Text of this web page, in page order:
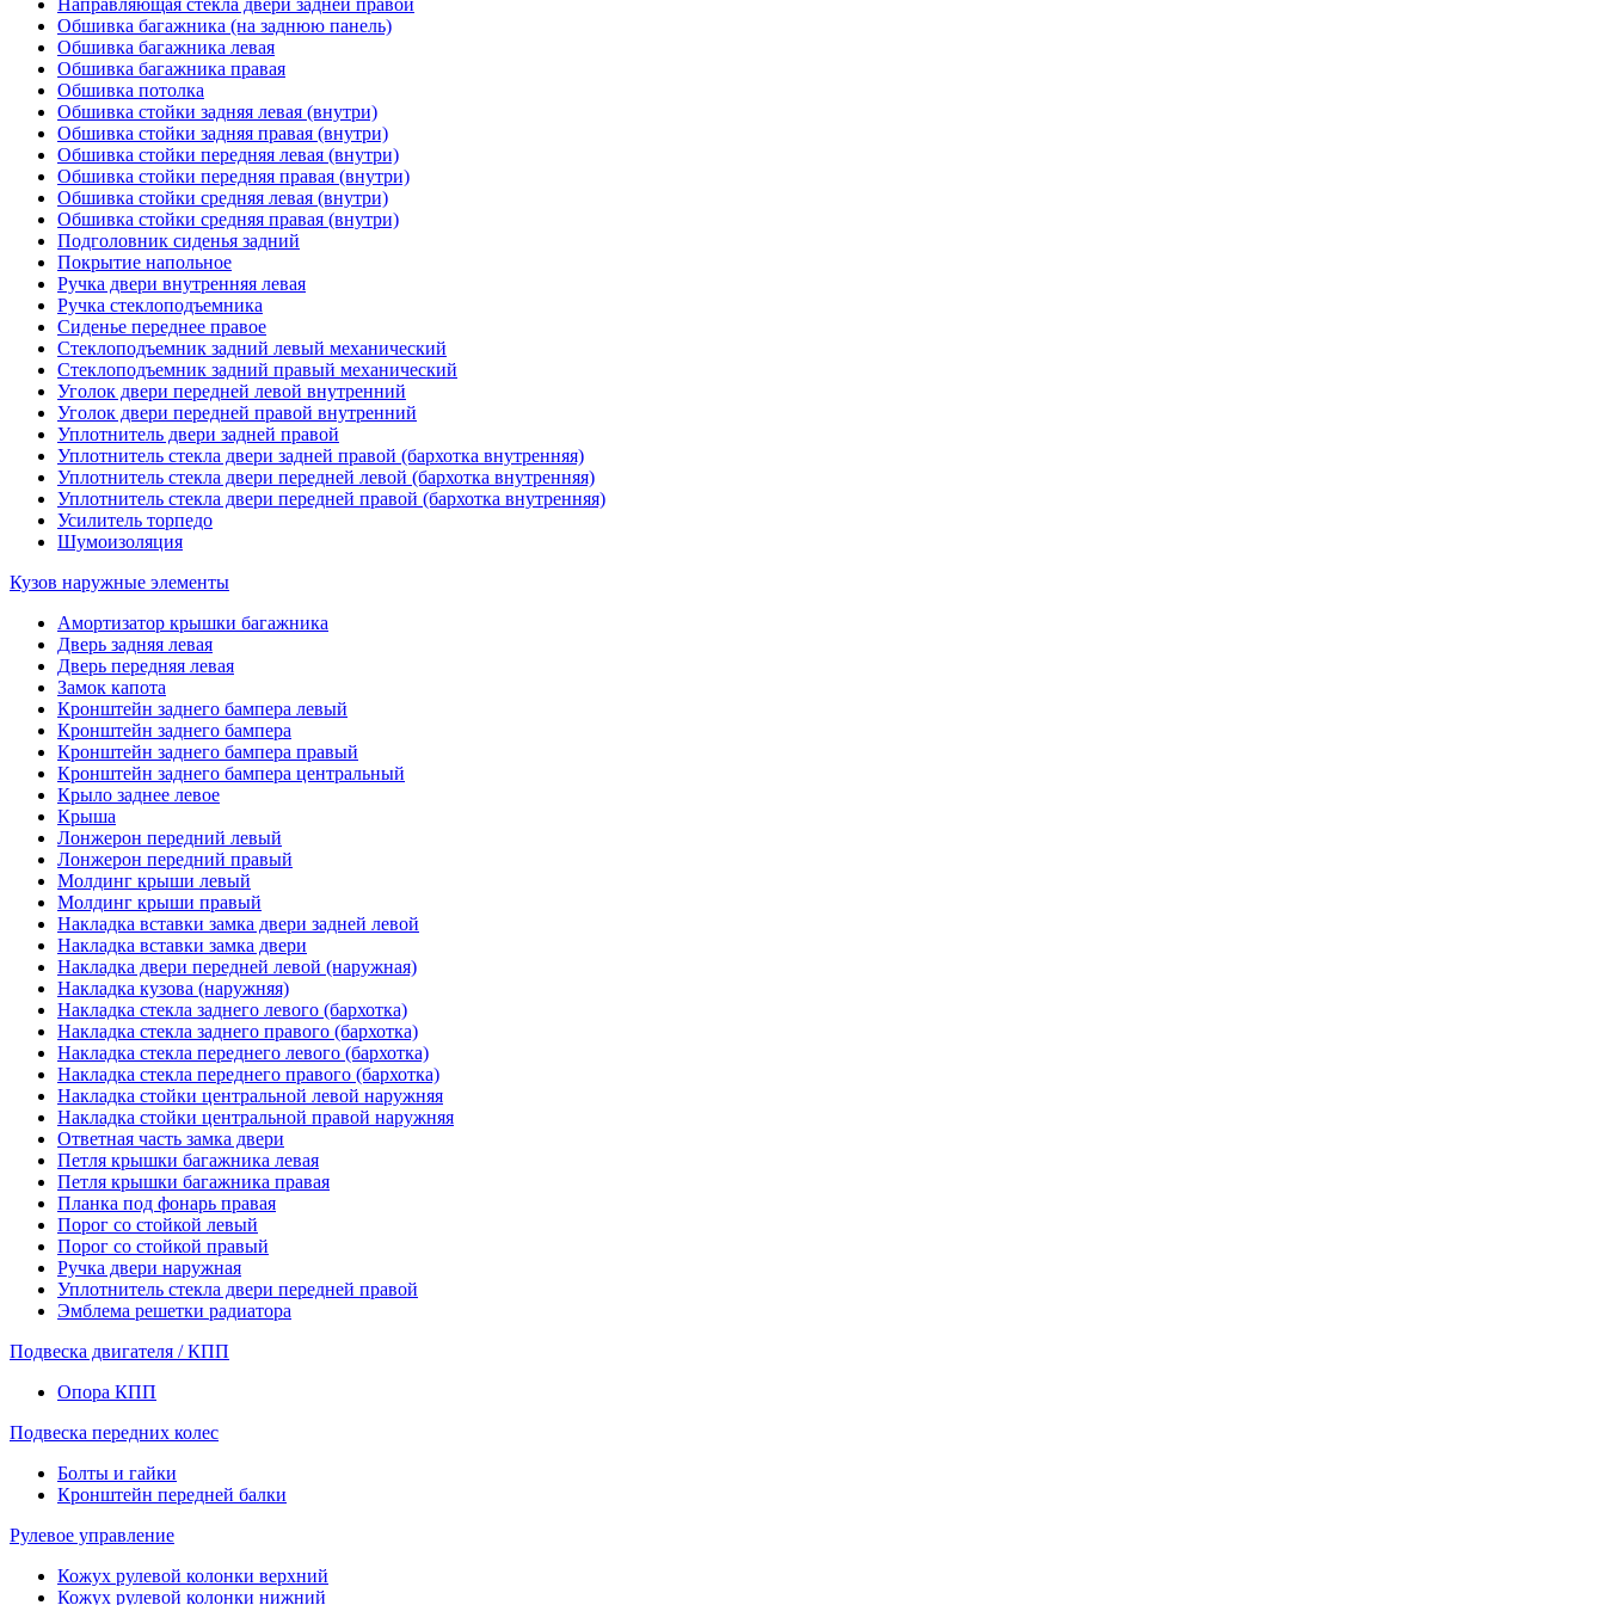
Обшивка багажника (на заднюю панель)
Обшивка багажника левая
Обшивка багажника правая
Обшивка потолка
Обшивка стойки задняя левая (внутри)
Обшивка стойки задняя правая (внутри)
Обшивка стойки передняя левая (внутри)
Обшивка стойки передняя правая (внутри)
Обшивка стойки средняя левая (внутри)
Обшивка стойки средняя правая (внутри)
Подголовник сиденья задний
Покрытие напольное
Ручка двери внутренняя левая
Ручка стеклоподъемника
Сиденье переднее правое
Стеклоподъемник задний левый механический
Стеклоподъемник задний правый механический
Уголок двери передней левой внутренний
Уголок двери передней правой внутренний
Уплотнитель двери задней правой
Уплотнитель стекла двери задней правой (бархотка внутренняя)
Уплотнитель стекла двери передней левой (бархотка внутренняя)
Уплотнитель стекла двери передней правой (бархотка внутренняя)
Усилитель торпедо
Шумоизоляция
Кузов наружные элементы
Амортизатор крышки багажника
Дверь задняя левая
Дверь передняя левая
Замок капота
Кронштейн заднего бампера левый
Кронштейн заднего бампера
Кронштейн заднего бампера правый
Кронштейн заднего бампера центральный
Крыло заднее левое
Крыша
Лонжерон передний левый
Лонжерон передний правый
Молдинг крыши левый
Молдинг крыши правый
Накладка вставки замка двери задней левой
Накладка вставки замка двери
Накладка двери передней левой (наружная)
Накладка кузова (наружняя)
Накладка стекла заднего левого (бархотка)
Накладка стекла заднего правого (бархотка)
Накладка стекла переднего левого (бархотка)
Накладка стекла переднего правого (бархотка)
Накладка стойки центральной левой наружняя
Накладка стойки центральной правой наружняя
Ответная часть замка двери
Петля крышки багажника левая
Петля крышки багажника правая
Планка под фонарь правая
Порог со стойкой левый
Порог со стойкой правый
Ручка двери наружная
Уплотнитель стекла двери передней правой
Эмблема решетки радиатора
Подвеска двигателя / КПП
Опора КПП
Подвеска передних колес
Болты и гайки
Кронштейн передней балки
Рулевое управление
Кожух рулевой колонки верхний
Кожух рулевой колонки нижний